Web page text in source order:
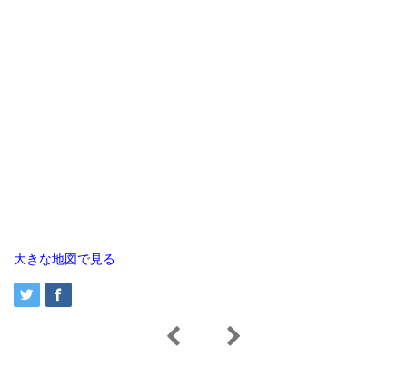
大きな地図で見る